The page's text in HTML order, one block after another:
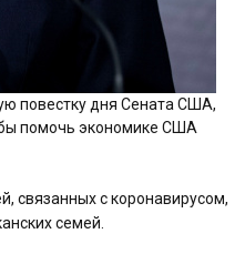
повестку дня Сената США,
помочь экономике США
связанных с коронавирусом,
семей.